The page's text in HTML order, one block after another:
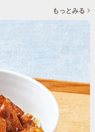
もっとみる